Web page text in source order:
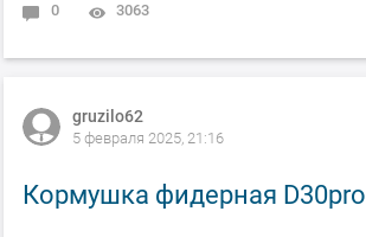
0 3063
gruzilo62
5 февраля 2025, 21:16
Кормушка фидерная D30pro